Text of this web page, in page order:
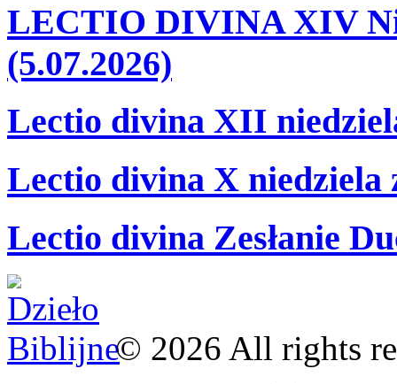
LECTIO DIVINA XIV
(5.07.2026)
Lectio divina XII
Lectio divina X niedziela
Lectio divina Zesłanie
© 2026 All rights